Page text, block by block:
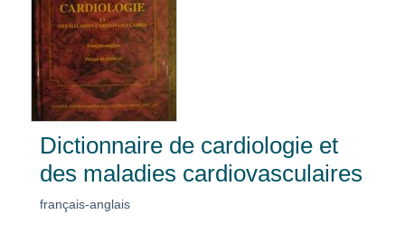
Dictionnaire de cardiologie et
des maladies cardiovasculaires
français-anglais